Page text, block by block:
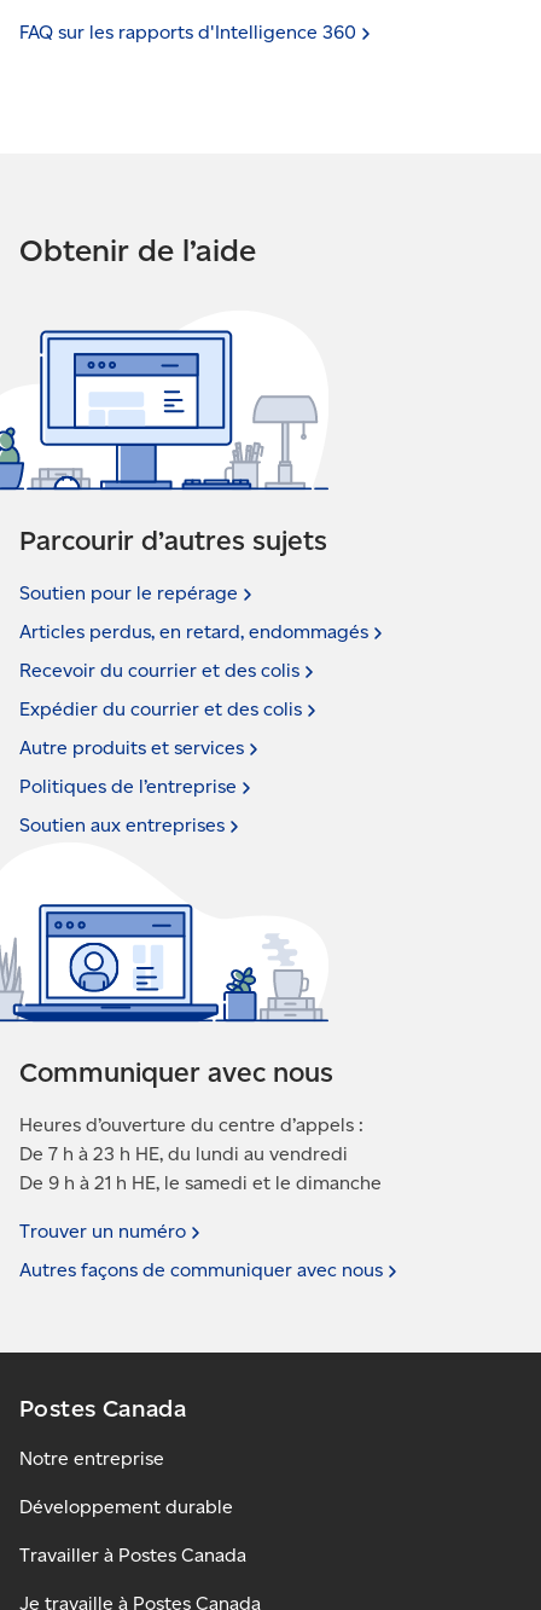
FAQ sur les rapports d'Intelligence 360
Obtenir de l’aide
Parcourir d’autres sujets
Soutien pour le repérage
Articles perdus, en retard, endommagés
Recevoir du courrier et des colis
Expédier du courrier et des colis
Autre produits et services
Politiques de l’entreprise
Soutien aux entreprises
Communiquer avec nous
Heures d’ouverture du centre d’appels :
De 7 h à 23 h HE, du lundi au vendredi
De 9 h à 21 h HE, le samedi et le dimanche
Trouver un numéro
Autres façons de communiquer avec nous
Postes Canada
Notre entreprise
Développement durable
Travailler à Postes Canada
Je travaille à Postes Canada